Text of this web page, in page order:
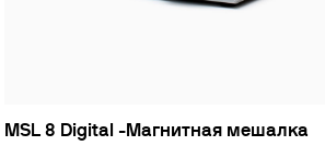
MSL 8 Digital -Магнитная мешалка